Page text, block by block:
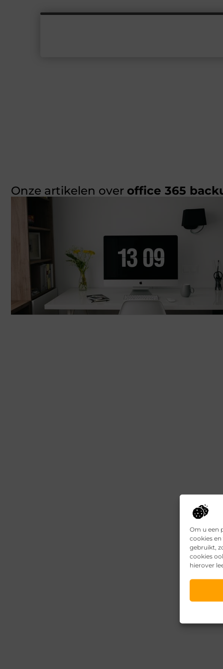
Om u een
cookies
gebruikt,
cookies
hierover
Onze artikelen over office 365